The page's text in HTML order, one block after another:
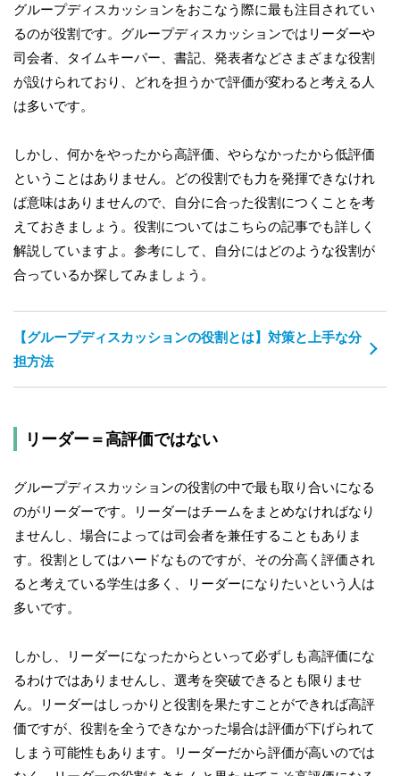
グループディスカッションをおこなう際に最も注目されてい
るのが役割です。グループディスカッションではリーダーや
司会者、タイムキーパー、書記、発表者などさまざまな役割
が設けられており、どれを担うかで評価が変わると考える人
は多いです。
しかし、何かをやったから高評価、やらなかったから低評価
ということはありません。どの役割でも力を発揮できなけれ
ば意味はありませんので、自分に合った役割につくことを考
えておきましょう。役割についてはこちらの記事でも詳しく
解説していますよ。参考にして、自分にはどのような役割が
合っているか探してみましょう。
【グループディスカッションの役割とは】対策と上手な分
担方法
リーダー＝高評価ではない
グループディスカッションの役割の中で最も取り合いになる
のがリーダーです。リーダーはチームをまとめなければなり
ませんし、場合によっては司会者を兼任することもありま
す。役割としてはハードなものですが、その分高く評価され
ると考えている学生は多く、リーダーになりたいという人は
多いです。
しかし、リーダーになったからといって必ずしも高評価にな
るわけではありませんし、選考を突破できるとも限りませ
ん。リーダーはしっかりと役割を果たすことができれば高評
価ですが、役割を全うできなかった場合は評価が下げられて
しまう可能性もあります。リーダーだから評価が高いのでは